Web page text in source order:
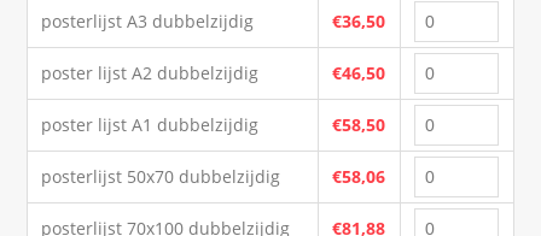
posterlijst A3 dubbelzijdig €36,50
poster lijst A2 dubbelzijdig €46,50
poster lijst A1 dubbelzijdig €58,50
posterlijst 50x70 dubbelzijdig €58,06
posterlijst 70x100 dubbelzijdig
€81,88